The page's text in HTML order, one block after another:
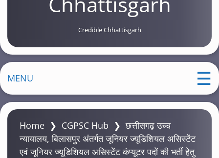
Credible Chhattisgarh
MENU
Home ❯ CGPSC Hub ❯छत्तीसगढ़ उच्च
न्यायालय, बिलासपुर अंतर्गत जूनियर ज्यूडिशियल असिस्टेंट
एवं जूनियर ज्यूडिशियल असिस्टेंट कंप्यूटर पदों की भर्ती हेतु